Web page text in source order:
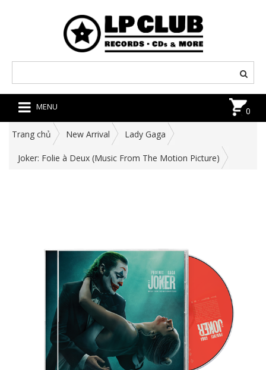
MENU 0
Trang chủ New Arrival Lady Gaga
Joker: Folie à Deux (Music From The Motion Picture)